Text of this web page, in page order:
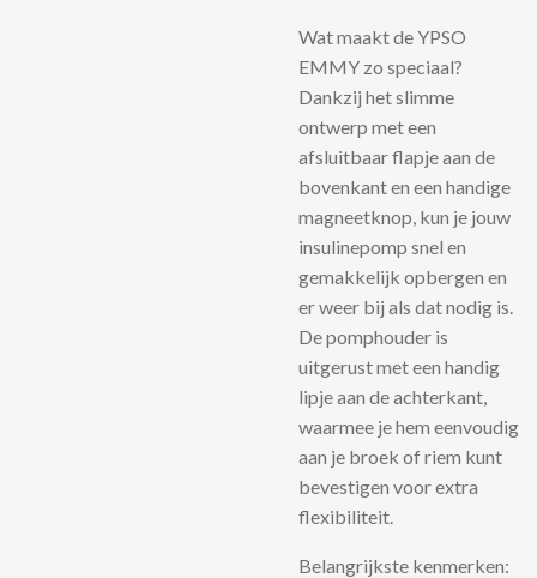
Wat maakt deYPSO
EMMY zo speciaal?
Dankzij het slimme
ontwerp met een
afsluitbaar flapje aan de
bovenkant en een handige
magneetknop, kun je jouw
insulinepomp snel en
gemakkelijk opbergen en
er weer bij als dat nodig is.
De pomphouder is
uitgerust met een handig
lipje aan de achterkant,
waarmee je hem eenvoudig
aan je broek of riem kunt
bevestigen voor extra
flexibiliteit.
Belangrijkste kenmerken: